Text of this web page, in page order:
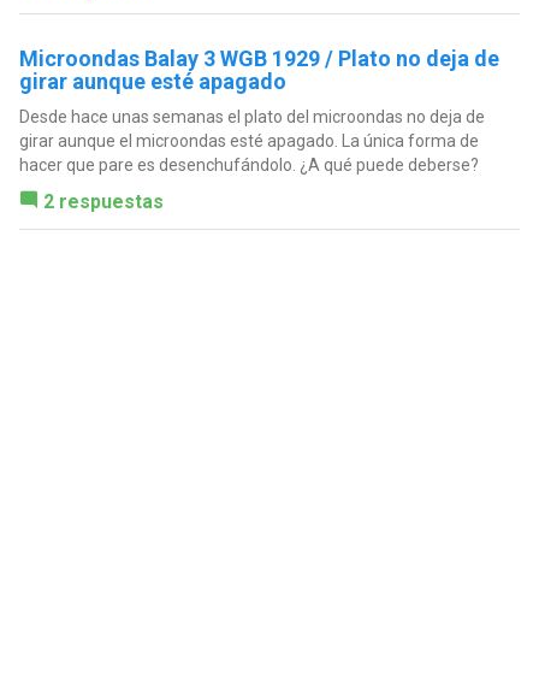
Microondas Balay 3 WGB 1929 / Plato no deja de
girar aunque esté apagado
Desde hace unas semanas el plato del microondas no deja de
girar aunque el microondas esté apagado. La única forma de
hacer que pare es desenchufándolo. ¿A qué puede deberse?
2 respuestas